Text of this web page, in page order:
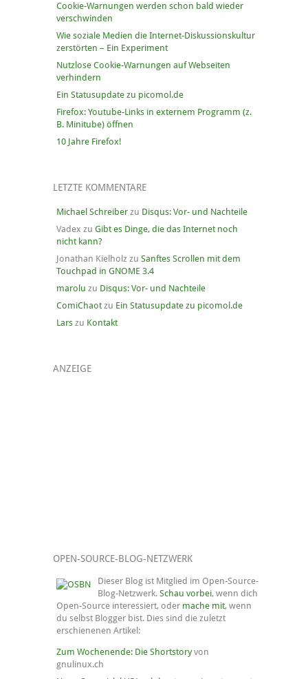
Cookie-Warnungen werden schon bald wieder
verschwinden
Wie soziale Medien die Internet-Diskussionskultur
zerstörten – Ein Experiment
Nutzlose Cookie-Warnungen auf Webseiten
verhindern
Ein Statusupdate zu picomol.de
Firefox: Youtube-Links in externem Programm (z.
B. Minitube) öffnen
10 Jahre Firefox!
LETZTE KOMMENTARE
Michael Schreiberzu Disqus: Vor- und Nachteile
Vadex zu Gibt es Dinge, die das Internet noch
nicht kann?
Jonathan Kielholz zu Sanftes Scrollen mit dem
Touchpad in GNOME 3.4
marolu zu Disqus: Vor- und Nachteile
ComiChaotzu Ein Statusupdate zu picomol.de
Larszu Kontakt
ANZEIGE
OPEN-SOURCE-BLOG-NETZWERK
Dieser Blog ist Mitglied im Open-Source-
Blog-Netzwerk. Schau vorbei, wenn dich
Open-Source interessiert, oder mache mit, wenn
du selbst Blogger bist. Dies sind die zuletzt
erschienenen Artikel:
Zum Wochenende: Die Shortstoryvon
gnulinux.ch